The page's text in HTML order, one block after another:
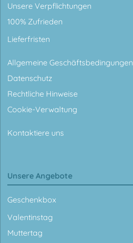
Unsere Verpflichtungen
100% Zufrieden
Lieferfristen
Allgemeine Geschäftsbedingungen
Datenschutz
Rechtliche Hinweise
Cookie-Verwaltung
Kontaktiere uns
Unsere Angebote
Geschenkbox
Valentinstag
Muttertag